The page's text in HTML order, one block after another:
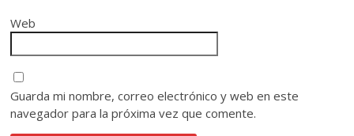
Web
Guarda mi nombre, correo electrónico y web en este
navegador para la próxima vez que comente.